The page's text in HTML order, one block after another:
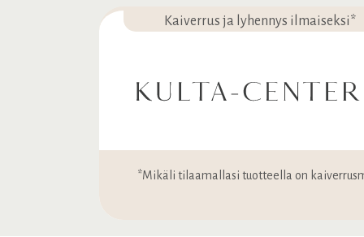
Kaiverrus ja lyhennys ilmaiseksi*
*Mikäli tilaamallasi tuotteella on